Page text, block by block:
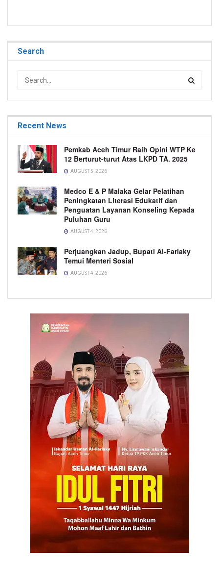
Search
Recent News
Pemkab Aceh Timur Raih Opini WTP Ke
12 Berturut-turut Atas LKPD TA. 2025
AUGUST 5, 2026
Medco E & P Malaka Gelar Pelatihan
Peningkatan Literasi Edukatif dan
Penguatan Layanan Konseling Kepada
Puluhan Guru
AUGUST 4, 2026
Perjuangkan Jadup, Bupati Al-Farlaky
Temui Menteri Sosial
AUGUST 4, 2026